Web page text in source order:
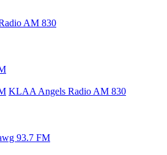
AM 830
KLAA Angels Radio AM 830
93.7 FM